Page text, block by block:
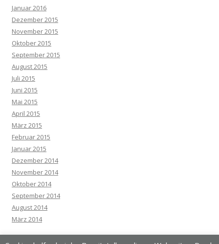
Januar 2016
Dezember 2015
November 2015
Oktober 2015
September 2015
August 2015
Juli 2015
Juni 2015
Mai 2015
April 2015
März 2015
Februar 2015
Januar 2015
Dezember 2014
November 2014
Oktober 2014
September 2014
August 2014
März 2014